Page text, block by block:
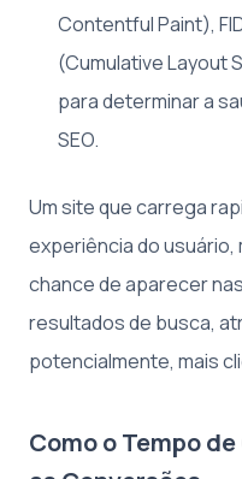
Contentful Paint),
(Cumulative Layout
para determinar a
SEO.
Um site que carrega
experiência do usuário,
chance de aparecer
resultados de busca,
potencialmente, mais
Como o Tempo